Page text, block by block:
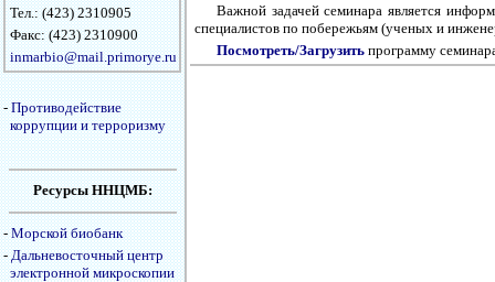
Тел.: (423) 2310905
Факс: (423) 2310900
inmarbio@mail.primorye.ru
-Противодействие
коррупции и терроризму
Ресурсы ННЦМБ:
-Морской биобанк
-Дальневосточный центр
электронной микроскопии
Важной задачей семинара является
специалистов по побережьям (ученых и
Посмотреть/Загрузить программу